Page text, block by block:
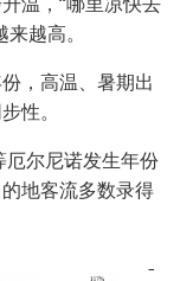
越高。
，高温、暑期出
性。
尔尼诺发生年份
地客流多数录得